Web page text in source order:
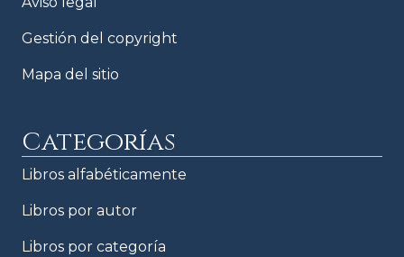
Gestión del copyright
Mapa del sitio
Categorías
Libros alfabéticamente
Libros por autor
Libros por categoría